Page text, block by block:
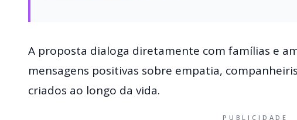
A proposta dialoga diretamente com famílias e
mensagens positivas sobre empatia,
criados ao longo da vida.
PUBLICIDADE